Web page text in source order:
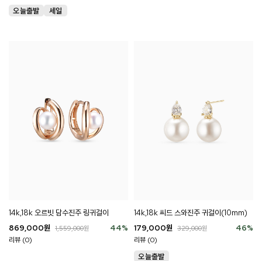
14k,18k 오르빗 담수진주 링귀걸이
44%
869,000원 1,559,000원
리뷰 (0)
14k,18k 씨드 스와진주 귀걸이(10mm)
46%
179,000원 329,000원
리뷰 (0)